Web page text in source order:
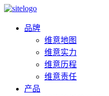
品牌
维意地图
维意实力
维意历程
维意责任
产品